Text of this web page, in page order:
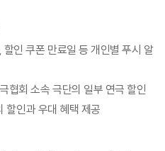
인 쿠폰 만료일 등 개인별 푸시 알
협회 소속 극단의 일부 연극 할인
할인과 우대 혜택 제공